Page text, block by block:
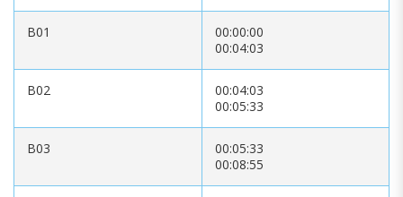
B01
00:00:00
00:04:03
B02
00:04:03
00:05:33
B03
00:05:33
00:08:55